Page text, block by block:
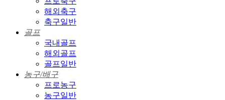
해외축구
축구일반
골프
국내골프
해외골프
골프일반
농구/배구
프로농구
농구일반